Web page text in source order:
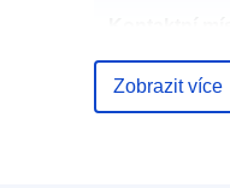
Zobrazit více